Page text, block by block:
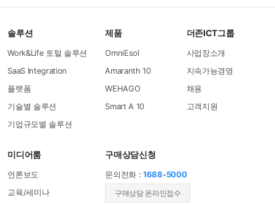
솔루션
Work&Life 토털 솔루션
SaaS Integration
플랫폼
기술별 솔루션
기업규모별 솔루션
제품
OmniEsol
Amaranth 10
WEHAGO
Smart A 10
더존ICT그룹
사업장소개
지속가능경영
채용
고객지원
미디어룸
언론보도
교육/세미나
구매상담신청
문의전화 :1688-5000
​구매상담 온라인접수